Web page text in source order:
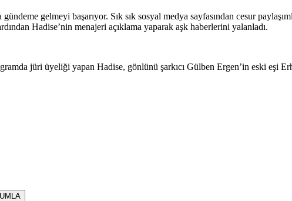
gelmeyi başarıyor. Sık sık sosyal medya sayfasından cesur
Hadise’nin menajeri açıklama yaparak aşk haberlerini yalanladı.
jüri üyeliği yapan Hadise, gönlünü şarkıcı Gülben Ergen’in eski eşi